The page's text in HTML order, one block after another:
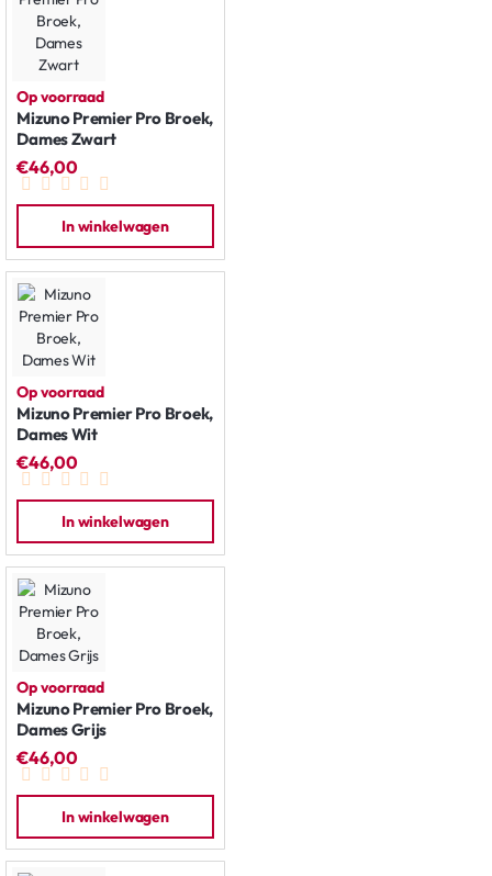
Op voorraad
Mizuno Premier Pro Broek,
Dames Zwart
€46,00
In winkelwagen
Op voorraad
Mizuno Premier Pro Broek,
Dames Wit
€46,00
In winkelwagen
Op voorraad
Mizuno Premier Pro Broek,
Dames Grijs
€46,00
In winkelwagen